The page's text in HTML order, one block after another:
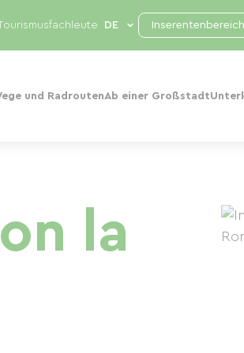
und RadroutenAb einer Großstadt
Inserentenbereich
la